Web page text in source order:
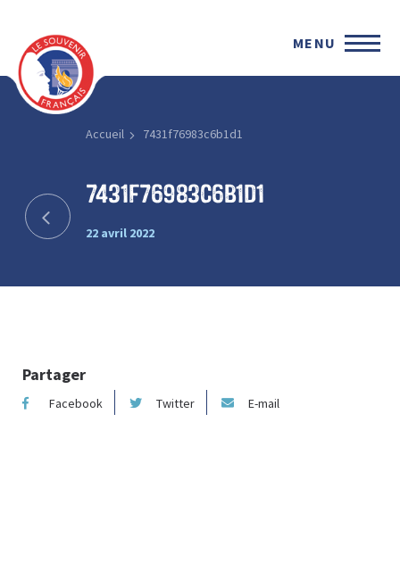
MENU
Accueil 7431f76983c6b1d1
7431f76983c6b1d1
22 avril 2022
Partager
Facebook Twitter E-mail